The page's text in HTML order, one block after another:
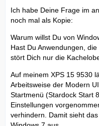
Ich habe Deine Frage im
noch mal als Kopie:
Warum willst Du von
Hast Du Anwendungen,
stört Dich nur die
Auf meinem XPS 15 9530
Arbeitsweise der Modern
Startmenü (Stardock Start
Einstellungen
verhindern. Damit sieht